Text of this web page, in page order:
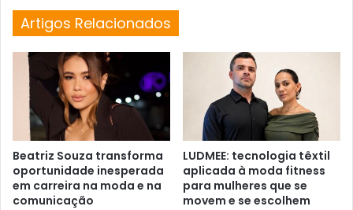
Artigos Relacionados
Beatriz Souza transforma
oportunidade inesperada
em carreira na moda e na
comunicação
LUDMEE: tecnologia têxtil
aplicada à moda fitness
para mulheres que se
movem e se escolhem